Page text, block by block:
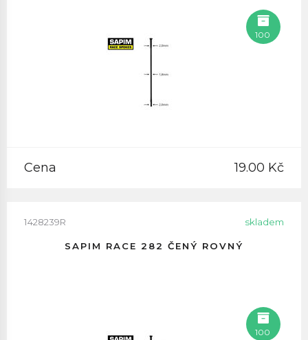
100
Cena 19.00 Kč
1428239R skladem
SAPIM RACE 282 ČENÝ ROVNÝ
100